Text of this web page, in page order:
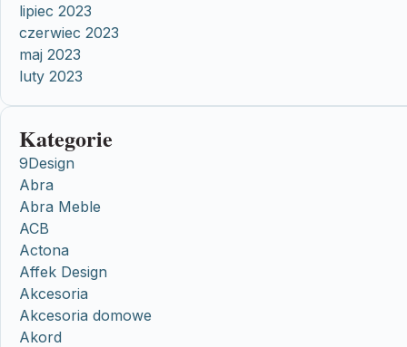
lipiec 2023
czerwiec 2023
maj 2023
luty 2023
Kategorie
9Design
Abra
Abra Meble
ACB
Actona
Affek Design
Akcesoria
Akcesoria domowe
Akord